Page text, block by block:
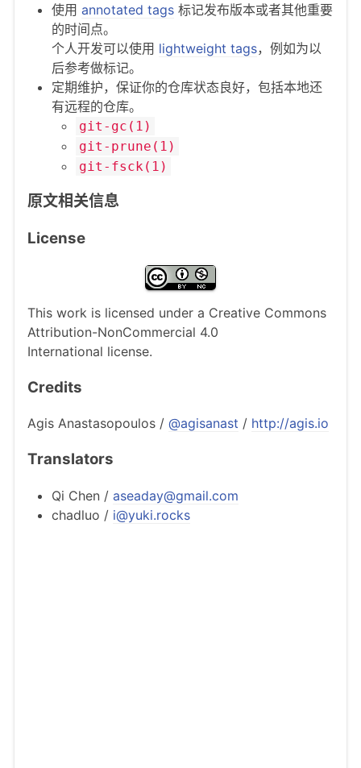
使用 annotated tags 标记发布版本或者其他重要
的时间点。
个人开发可以使用 lightweight tags，例如为以
后参考做标记。
定期维护，保证你的仓库状态良好，包括本地还
有远程的仓库。
git-gc(1)
git-prune(1)
git-fsck(1)
原文相关信息
License
This work is licensed under a Creative Commons
Attribution-NonCommercial 4.0
International license.
Credits
Agis Anastasopoulos / @agisanast / http://agis.io
Translators
Qi Chen / aseaday@gmail.com
chadluo / i@yuki.rocks